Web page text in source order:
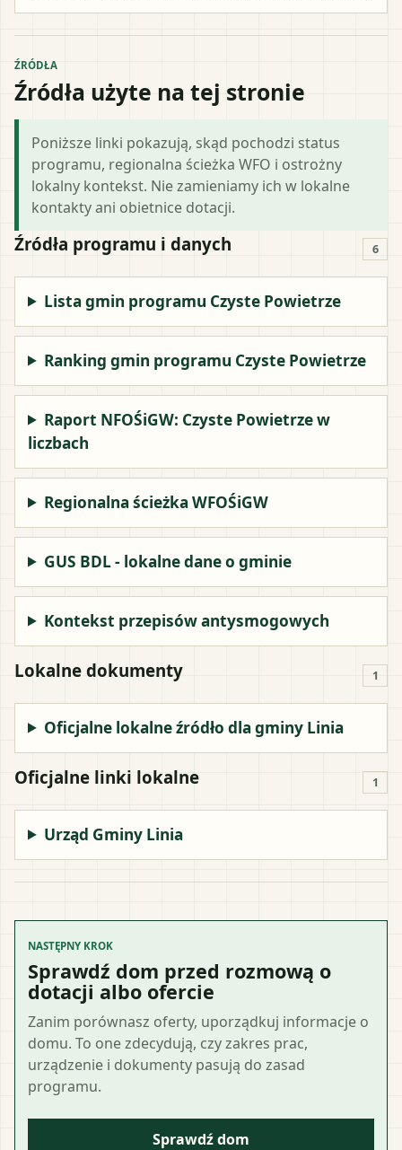
ŹRÓDŁA
Źródła użyte na tej stronie
Poniższe linki pokazują, skąd pochodzi status
programu, regionalna ścieżka WFO i ostrożny
lokalny kontekst. Nie zamieniamy ich w lokalne
kontakty ani obietnice dotacji.
Źródła programu i danych 6
Lista gmin programu Czyste Powietrze
Ranking gmin programu Czyste Powietrze
Raport NFOŚiGW: Czyste Powietrze w
liczbach
Regionalna ścieżka WFOŚiGW
GUS BDL - lokalne dane o gminie
Kontekst przepisów antysmogowych
Lokalne dokumenty 1
Oficjalne lokalne źródło dla gminy Linia
Oficjalne linki lokalne 1
Urząd Gminy Linia
NASTĘPNY KROK
Sprawdź dom przed rozmową o
dotacji albo ofercie
Zanim porównasz oferty, uporządkuj informacje o
domu. To one zdecydują, czy zakres prac,
urządzenie i dokumenty pasują do zasad
programu.
Sprawdź dom